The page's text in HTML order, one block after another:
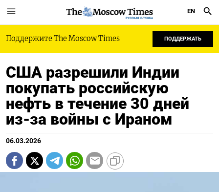
РУССКАЯ СЛУЖБА
EN
Поддержите The Moscow Times ПОДДЕРЖАТЬ
США разрешили Индии
покупать российскую
нефть в течение 30 дней
из-за войны с Ираном
06.03.2026